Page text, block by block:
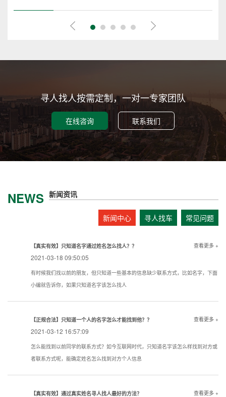
寻人找人按需定制，一对一专家团队
在线咨询 联系我们
NEWS 新闻资讯
新闻中心 寻人找车 常见问题
【真实有效】只知道名字通过姓名怎么找人？？
2021-03-18 09:50:05
查看更多 +
有时候我们找以前的朋友，但只知道一些基本的信息缺少联系方式，比如名字，下面
小编就告诉你，如果只知道名字该怎么找人
【正规合法】只知道一个人的名字怎么才能找到他？？
2021-03-12 16:57:09
查看更多 +
怎么能找到以前同学的联系方式？如今互联网时代，只知道名字该怎么样找到对方或
者联系方式呢，能确定姓名怎么找到对方个人信息
【真实有效】通过真实姓名寻人找人最好的方法？ 查看更多 +